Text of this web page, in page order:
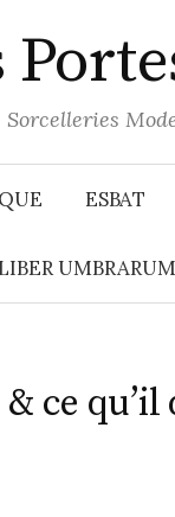
Sorcelleries
ESBAT
UMBRARUM
ce